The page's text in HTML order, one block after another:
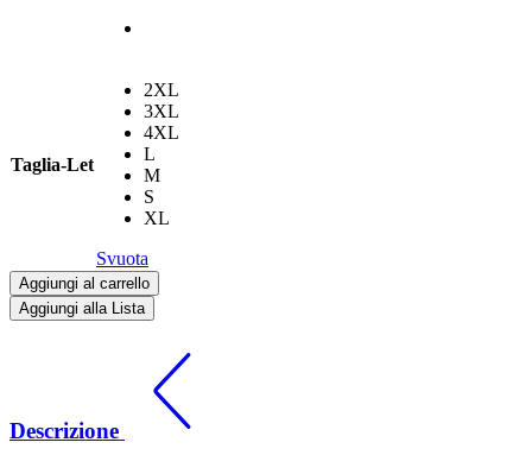
Taglia-Let
2XL
3XL
4XL
L
M
S
XL
Svuota
Aggiungi al carrello
Aggiungi alla Lista
Descrizione